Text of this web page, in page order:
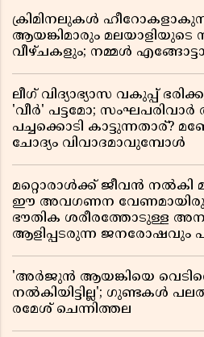
ക്രിമിനലുകൾ
ആയങ്കിമാരും മലയാളിയുടെ
വീഴ്ചകളും; നമ്മൾ
ലീഗ് വിദ്യാഭ്യാസ വകുപ്പ്
'വീർ' പട്ടമോ;
പച്ചക്കൊടി കാട്ടുന്നതാര്?
ചോദ്യം വിവാദമാവുമ്പോൾ
മറ്റൊരാൾക്ക് ജീവൻ നൽകി
ഈ അവഗണന
ഭൗതിക ശരീരത്തോടുള്ള
ആളിപ്പടരുന്ന ജനരോഷവും
'അർജുൻ ആയങ്കിയെ
നൽകിയിട്ടില്ല'; ഗുണ്ടകൾ
രമേശ് ചെന്നിത്തല